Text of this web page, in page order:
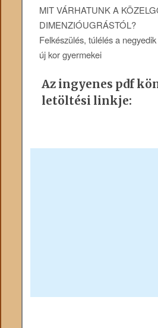
MIT VÁRHATUNK A
DIMENZIÓUGRÁSTÓL?
Felkészülés, túlélés a
új kor gyermekei
Az ingyenes pdf
letöltési linkje: